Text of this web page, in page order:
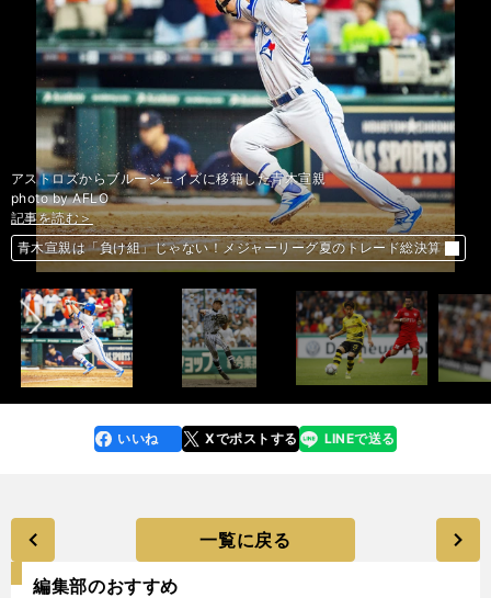
アストロズからブルージェイズに移籍した青木宣親
photo by AFLO
記事を読む＞
青木宣親は「負け組」じゃない！メジャーリーグ夏のトレード総決算
記事を読む＞
なぜそこにいる？ 東海大菅生は神出鬼没の「忍者」がショートを守る
記事を読む＞
香川真司が復帰プランを自ら語る。ブンデス日本人選手10人の最新状況
記事を読む＞
優勝争いを演じるセレッソなのに、ユン監督は激怒、山口蛍は危機感
記事を読む＞
断然１番人気も沈む札幌記念。「函館記念組」と「ＧＩ惨敗組」で荒稼ぎ
記事を読む＞
彦根東と東筑の甲子園。公立進学校はどんな「野球と勉強」をしたのか
記事を読む＞
才媛ランナー鈴木亜由子の選択。東京五輪「マラソンのエース」はあるか
記事を読む＞
才媛ランナー鈴木亜由子の選択。東京五輪「マラソンのエース」はあるか
前へ
faceboo
k
いいね Xでポストする
line LINEで送る
一覧に戻る
編集部のおすすめ